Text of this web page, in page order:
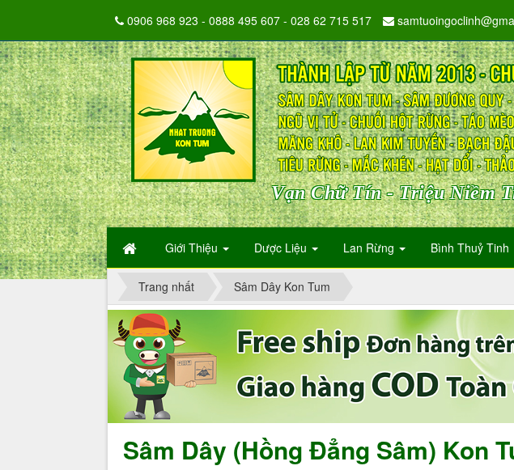
Vạn Chữ Tín - Triệu Niềm
Giới Thiệu Dược Liệu Lan Rừng Bình Thuỷ Tinh
0906 968 923 - 0888 495 607 - 028 62 715 517
Trang nhất Sâm Dây Kon Tum
Sâm Dây (Hồng Đẳng Sâm) Kon